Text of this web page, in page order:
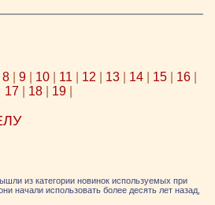
8 9 10 11 12 13 14 15 16
17
18 19
из категории новинок используемых при
начали использовать более десять лет назад,